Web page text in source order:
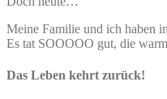
Meine Familie und ich haben
Es tat SOOOOO gut, die
Das Leben kehrt zurück!